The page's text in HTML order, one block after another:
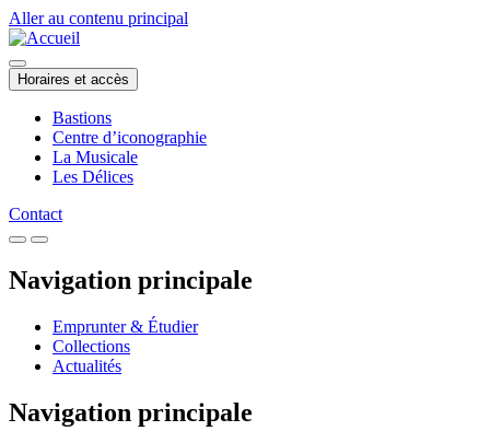
Aller au contenu principal
Horaires et accès
Bastions
Centre d’iconographie
La Musicale
Les Délices
Contact
Navigation principale
Emprunter & Étudier
Collections
Actualités
Navigation principale